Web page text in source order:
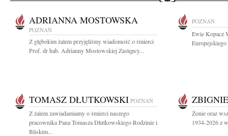
ADRIANNA MOSTOWSKA
POZNAŃ
Z głębokim żalem przyjęliśmy wiadomość o śmierci
Prof. dr hab. Adrianny Mostowskiej Zastępcy...
POZNAŃ
Ewie Kopacz
Europejskiego
TOMASZ DŁUTKOWSKI POZNAŃ
Z żalem zawiadamiamy o śmierci naszego
pracownika Pana Tomasza Dłutkowskiego Rodzinie i
Bliskim...
Żonie oraz
1934-2026 z